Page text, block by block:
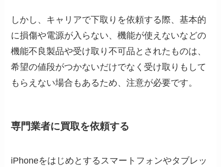
しかし、キャリアで下取りを依頼する際、基本的
に損傷や電源が入らない、機能が使えないなどの
機能不良製品や受け取り不可品とされたものは、
希望の値段がつかないだけでなく受け取りもして
もらえない場合もあるため、注意が必要です。
専門業者に買取を依頼する
iPhoneをはじめとするスマートフォンやタブレッ